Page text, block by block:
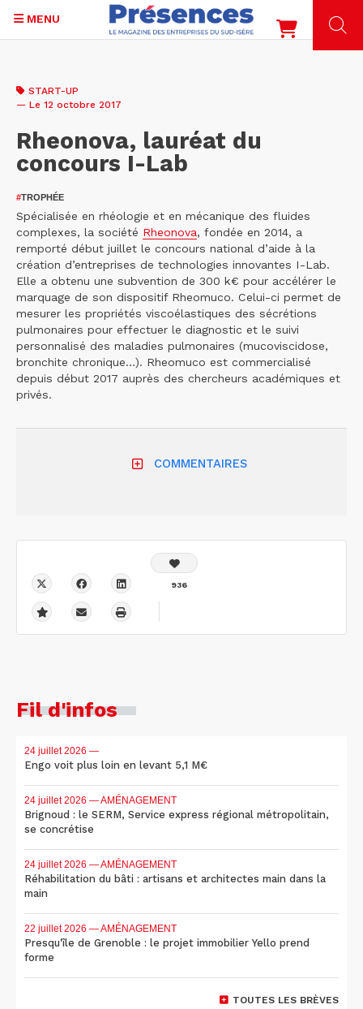
contenu
MENU
START-UP
— Le 12 octobre 2017
Rheonova, lauréat du
concours I-Lab
#TROPHÉE
Spécialisée en rhéologie et en mécanique des fluides
complexes, la société Rheonova, fondée en 2014, a
remporté début juillet le concours national d’aide à la
création d’entreprises de technologies innovantes I-Lab.
Elle a obtenu une subvention de 300 k€ pour accélérer le
marquage de son dispositif Rheomuco. Celui-ci permet de
mesurer les propriétés viscoélastiques des sécrétions
pulmonaires pour effectuer le diagnostic et le suivi
personnalisé des maladies pulmonaires (mucoviscidose,
bronchite chronique…). Rheomuco est commercialisé
depuis début 2017 auprès des chercheurs académiques et
privés.
COMMENTAIRES
936
Fil d'infos
24 juillet 2026 —
Engo voit plus loin en levant 5,1 M€
24 juillet 2026 — AMÉNAGEMENT
Brignoud : le SERM, Service express régional métropolitain,
se concrétise
24 juillet 2026 — AMÉNAGEMENT
Réhabilitation du bâti : artisans et architectes main dans la
main
22 juillet 2026 — AMÉNAGEMENT
Presqu'île de Grenoble : le projet immobilier Yello prend
forme
TOUTES LES BRÈVES